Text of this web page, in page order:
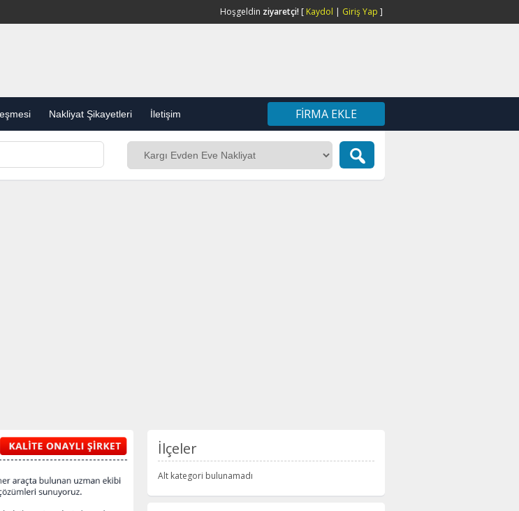
Hoşgeldin ziyaretçi! [ Kaydol | Giriş Yap ]
Nakliyat Şikayetleri İletişim FIRMA EKLE
İlçeler
Alt kategori bulunamadı